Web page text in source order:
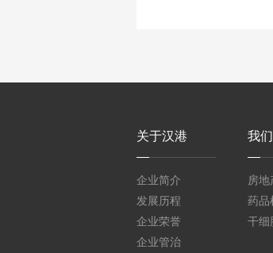
关于汉港
企业简介
发展历程
企业荣誉
企业管治
我
房地
药品
干细